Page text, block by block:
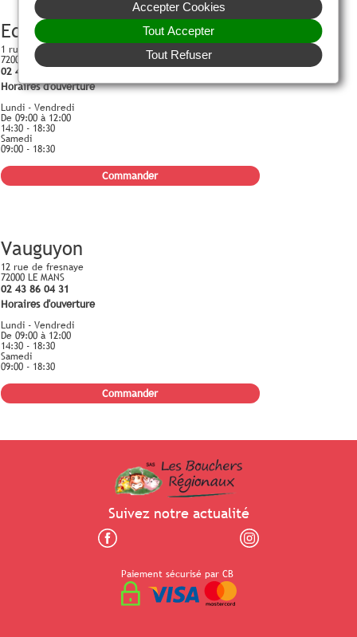
Edison
1 rue Thomas Edison
72000 LE MANS
02 43 24 49 25
Horaires d'ouverture
Lundi - Vendredi
De 09:00 à 12:00
14:30 - 18:30
Samedi
09:00 - 18:30
Commander
Vauguyon
12 rue de fresnaye
72000 LE MANS
02 43 86 04 31
Horaires d'ouverture
Lundi - Vendredi
De 09:00 à 12:00
14:30 - 18:30
Samedi
09:00 - 18:30
Commander
Suivez notre actualité
Paiement sécurisé par CB
Accepter Cookies
Tout Accepter
Tout Refuser